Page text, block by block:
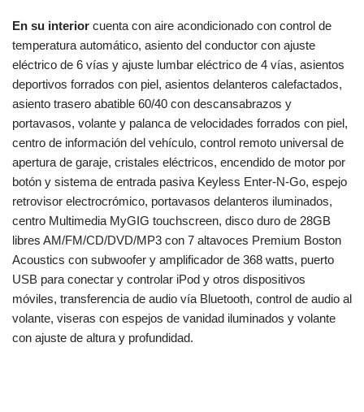
En su interior cuenta con aire acondicionado con control de
temperatura automático, asiento del conductor con ajuste
eléctrico de 6 vías y ajuste lumbar eléctrico de 4 vías, asientos
deportivos forrados con piel, asientos delanteros calefactados,
asiento trasero abatible 60/40 con descansabrazos y
portavasos, volante y palanca de velocidades forrados con piel,
centro de información del vehículo, control remoto universal de
apertura de garaje, cristales eléctricos, encendido de motor por
botón y sistema de entrada pasiva Keyless Enter-N-Go, espejo
retrovisor electrocrómico, portavasos delanteros iluminados,
centro Multimedia MyGIG touchscreen, disco duro de 28GB
libres AM/FM/CD/DVD/MP3 con 7 altavoces Premium Boston
Acoustics con subwoofer y amplificador de 368 watts, puerto
USB para conectar y controlar iPod y otros dispositivos
móviles, transferencia de audio vía Bluetooth, control de audio al
volante, viseras con espejos de vanidad iluminados y volante
con ajuste de altura y profundidad.